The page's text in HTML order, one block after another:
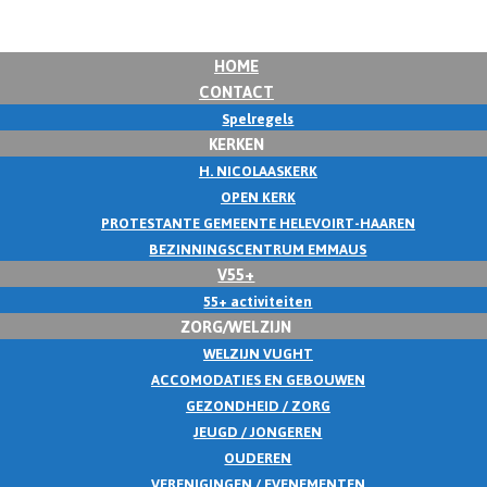
HOME
CONTACT
Spelregels
KERKEN
H. NICOLAASKERK
OPEN KERK
PROTESTANTE GEMEENTE HELEVOIRT-HAAREN
BEZINNINGSCENTRUM EMMAUS
V55+
55+ activiteiten
ZORG/WELZIJN
WELZIJN VUGHT
ACCOMODATIES EN GEBOUWEN
GEZONDHEID / ZORG
JEUGD / JONGEREN
OUDEREN